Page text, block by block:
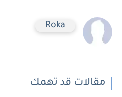
Roka
مقالات قد تهمك